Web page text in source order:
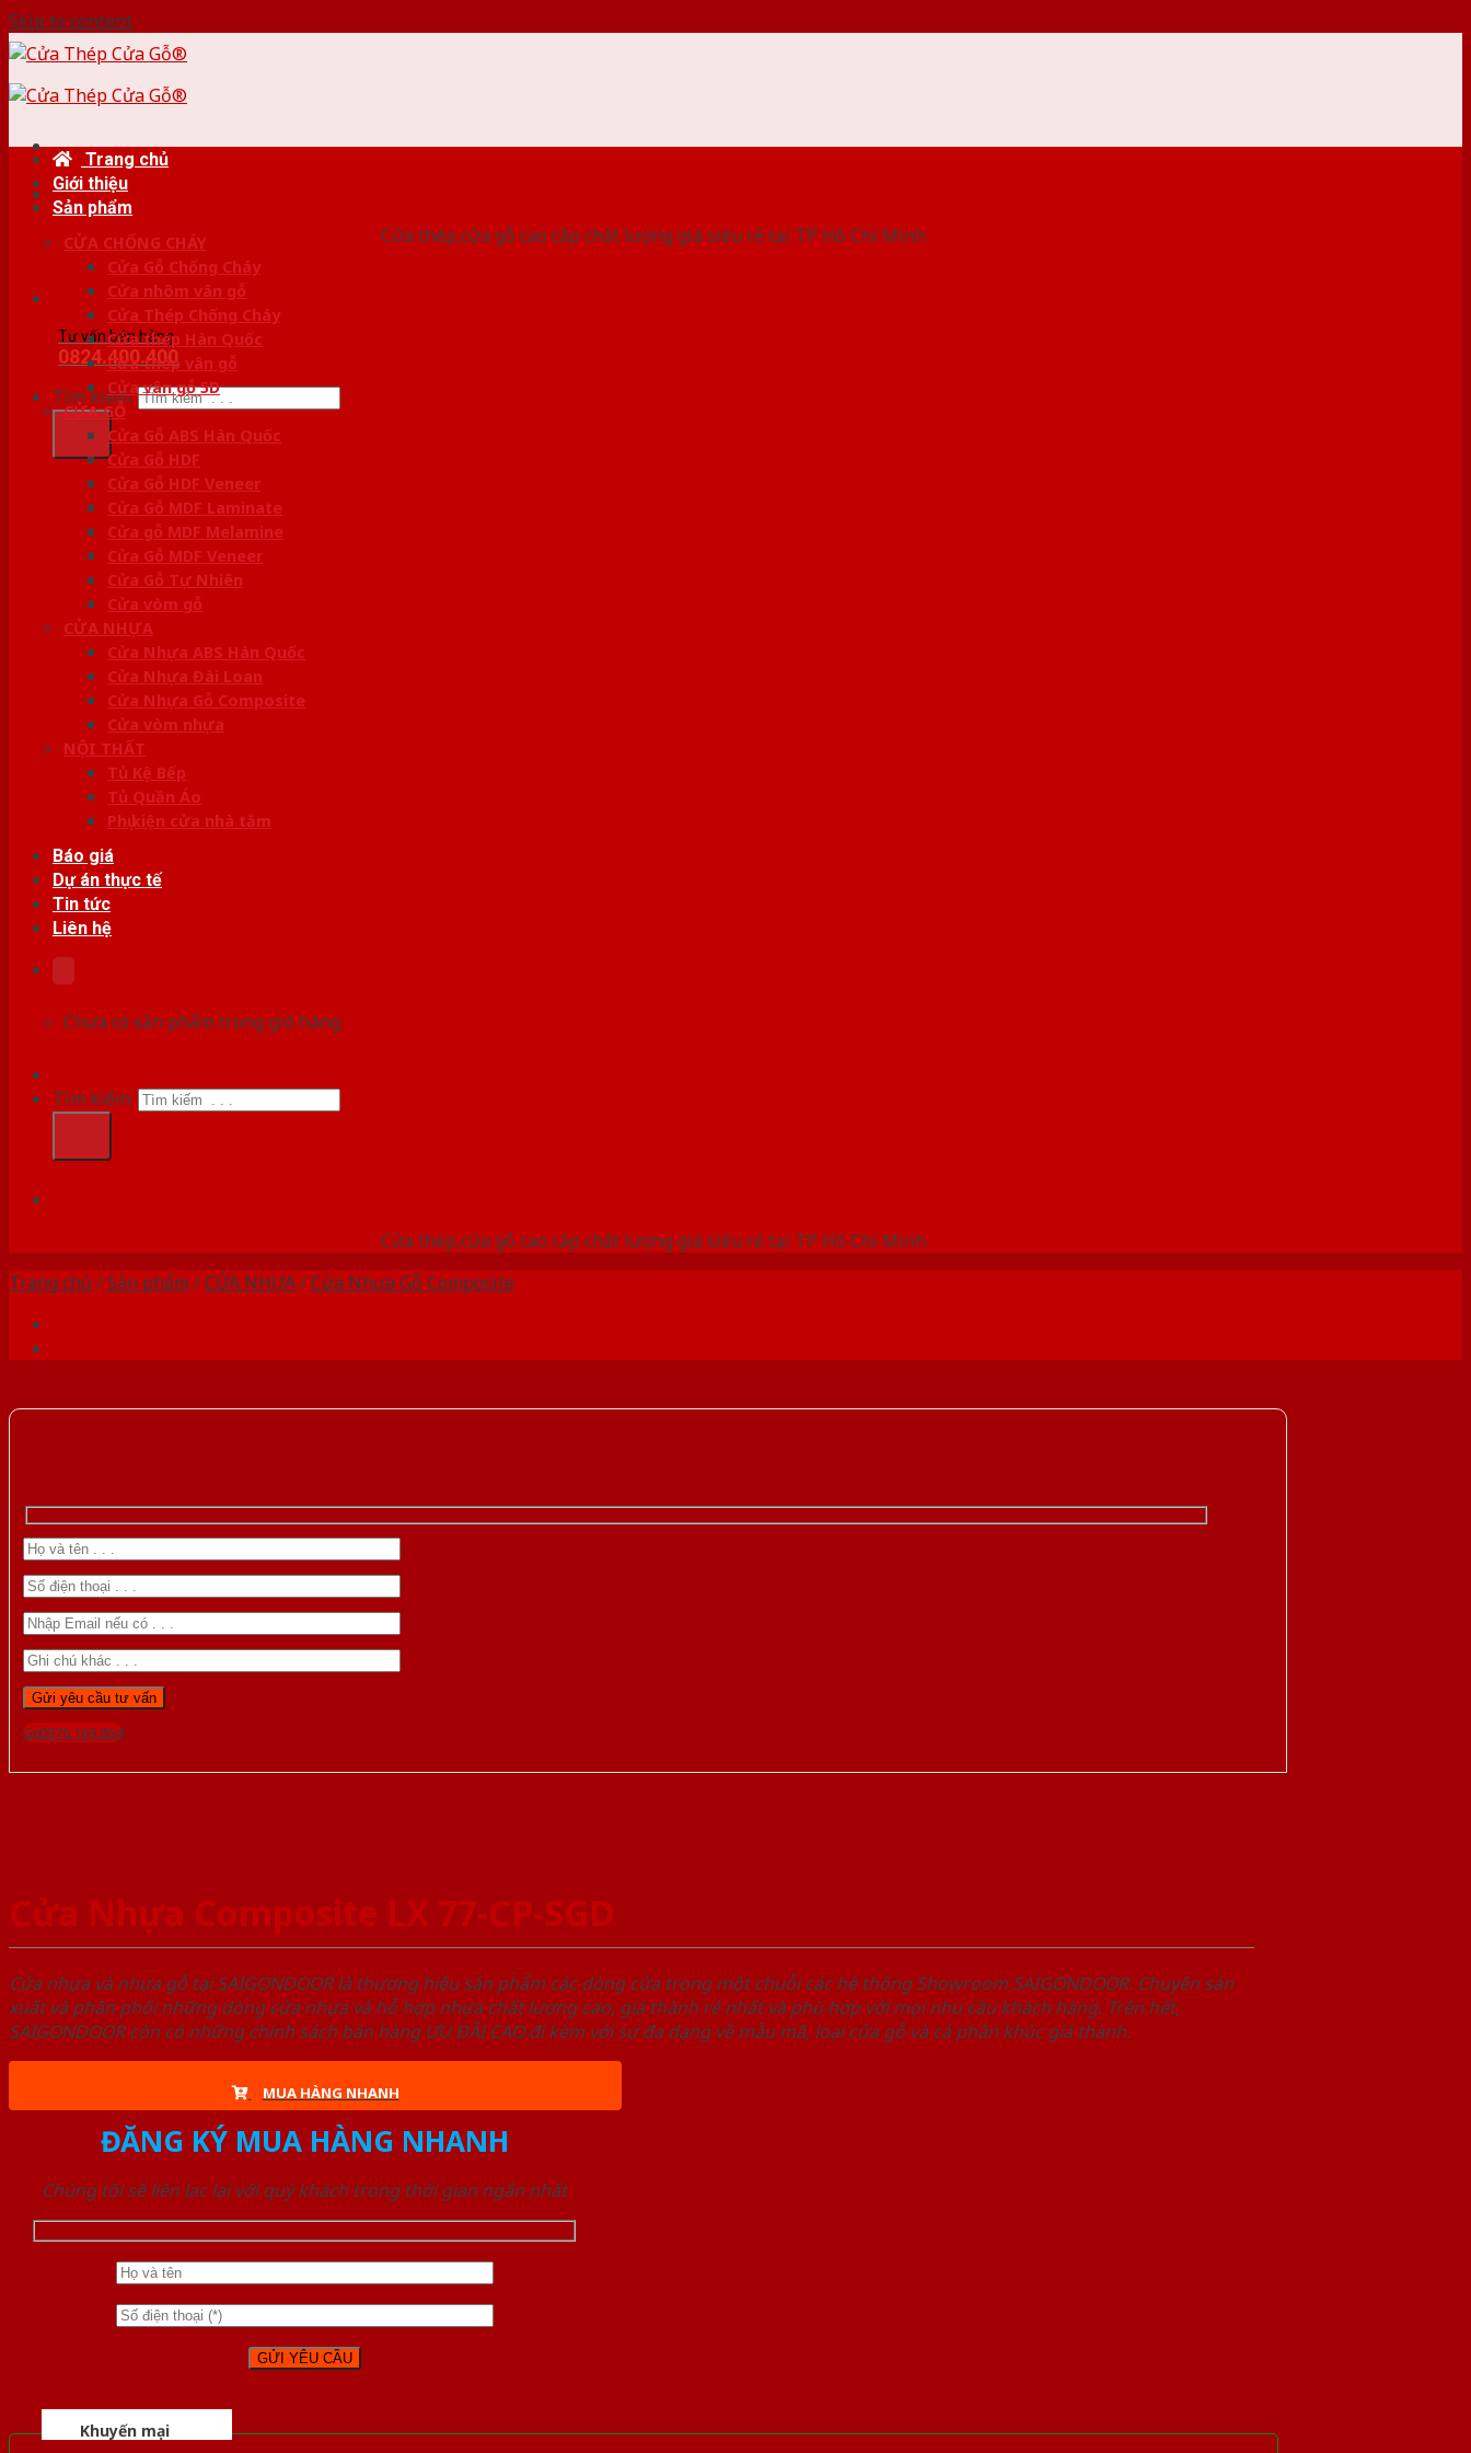
Skip to content
Cửa thép,cửa gỗ cao cấp chất lượng giá siêu rẻ tại TP Hồ Chí Minh
Tư vấn bán hàng
0824.400.400
Tìm kiếm:
Trang chủ
Giới thiệu
Sản phẩm
CỬA CHỐNG CHÁY
Cửa Gỗ Chống Cháy
Cửa nhôm vân gỗ
Cửa Thép Chống Cháy
Cửa thép Hàn Quốc
Cửa thép vân gỗ
Cửa vân gỗ 5D
CỬA GỖ
Cửa Gỗ ABS Hàn Quốc
Cửa Gỗ HDF
Cửa Gỗ HDF Veneer
Cửa Gỗ MDF Laminate
Cửa gỗ MDF Melamine
Cửa Gỗ MDF Veneer
Cửa Gỗ Tự Nhiên
Cửa vòm gỗ
CỬA NHỰA
Cửa Nhựa ABS Hàn Quốc
Cửa Nhựa Đài Loan
Cửa Nhựa Gỗ Composite
Cửa vòm nhựa
NỘI THẤT
Tủ Kệ Bếp
Tủ Quần Áo
Phụ kiện cửa nhà tắm
Báo giá
Dự án thực tế
Tin tức
Liên hệ
Chưa có sản phẩm trong giỏ hàng.
Tìm kiếm:
Cửa thép,cửa gỗ cao cấp chất lượng giá siêu rẻ tại TP Hồ Chí Minh
Trang chủ /Sản phẩm /CỬA NHỰA/Cửa Nhựa Gỗ Composite
Gọi 0976.169.864
Cửa Nhựa Composite LX 77-CP-SGD
Cửa nhựa và nhựa gỗ tại SAIGONDOOR là thương hiệu sản phẩm các dòng cửa trong một chuỗi các hệ thống Showroom SAIGONDOOR. Chuyên sản
xuất và phân phối những dòng cửa nhựa và hỗ hợp nhựa chất lượng cao, giá thành rẻ nhất và phù hợp với mọi nhu cầu khách hàng. Trên hết,
SAIGONDOOR còn có những chính sách bán hàng ƯU ĐÃI CAO đi kèm với sự đa dạng về mẫu mã, loại cửa gỗ và cả phân khúc giá thành.
MUA HÀNG NHANH
ĐĂNG KÝ MUA HÀNG NHANH
Chúng tôi sẽ liên lạc lại với quý khách trong thời gian ngắn nhất
Khuyến mại